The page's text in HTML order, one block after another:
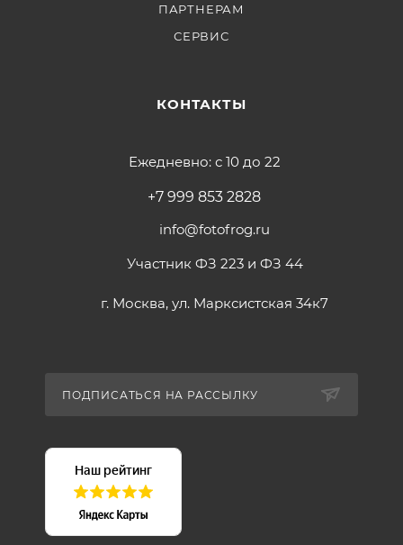
ПАРТНЕРАМ
СЕРВИС
КОНТАКТЫ
Ежедневно: с 10 до 22
+7 999 853 2828
info@fotofrog.ru
Участник ФЗ 223 и ФЗ 44
г. Москва, ул. Марксистская 34к7
ПОДПИСАТЬСЯ НА РАССЫЛКУ